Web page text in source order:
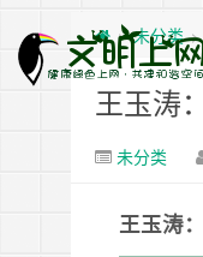
习近平：
寰宇繁星
> 未分类 >
王玉涛
未分类
王玉涛